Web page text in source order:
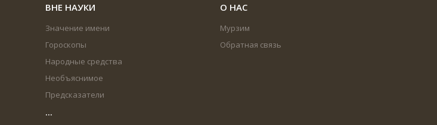
ВНЕ НАУКИ
Значение имени
Гороскопы
Народные средства
Необъяснимое
Предсказатели
...
О НАС
Мурзим
Обратная связь